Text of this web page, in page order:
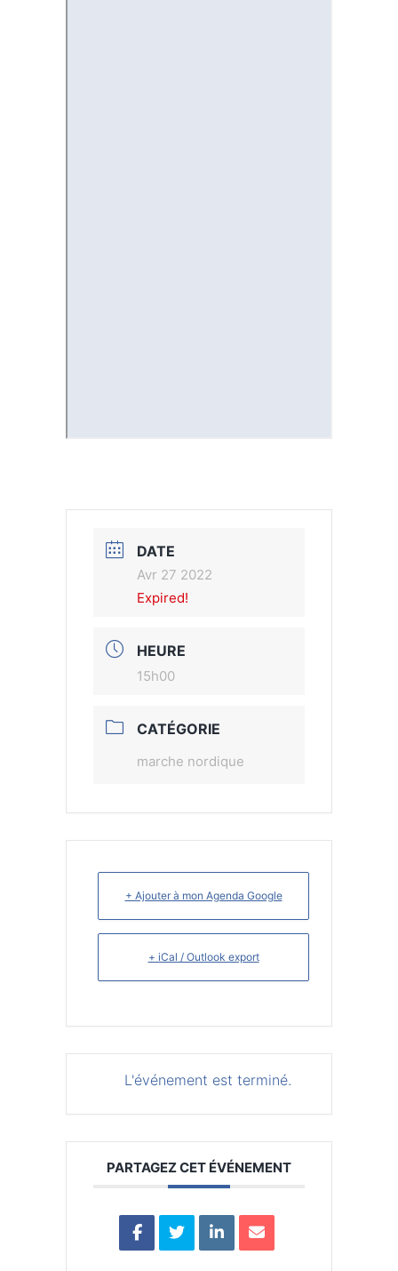
DATE
Avr 27 2022
Expired!
HEURE
15h00
CATÉGORIE
marche nordique
+ Ajouter à mon Agenda Google
+ iCal / Outlook export
L'événement est terminé.
PARTAGEZ CET ÉVÉNEMENT